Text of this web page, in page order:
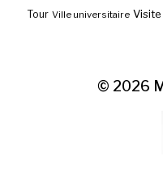
Tour Ville universitaire Visite
© 2026